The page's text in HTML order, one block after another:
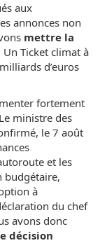
aux
annonces non
mettre la
Un Ticket climat à
d’euros
fortement
ministre des
le 7 août
et les
budgétaire,
à
du chef
avons donc
décision